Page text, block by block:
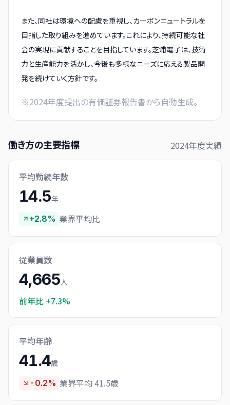
また、同社は環境への配慮を重視し、カーボンニュートラルを
目指した取り組みを進めています。これにより、持続可能な社
会の実現に貢献することを目指しています。芝浦電子は、技術
力と生産能力を活かし、今後も多様なニーズに応える製品開
発を続けていく方針です。
※2024年度提出の有価証券報告書から自動生成。
働き方の主要指標 2024年度実績
平均勤続年数
14.5年
+2.8% 業界平均比
従業員数
4,665人
前年比 +7.3%
平均年齢
41.4歳
-0.2% 業界平均 41.5歳